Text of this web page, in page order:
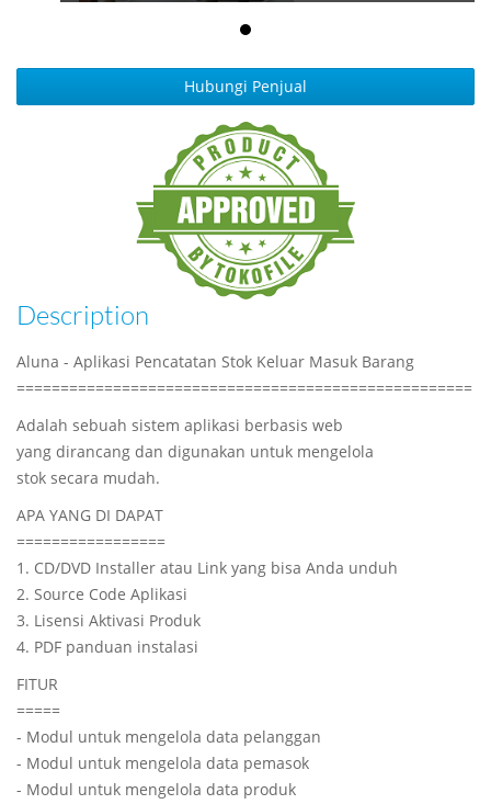
Hubungi Penjual
Description
Aluna - Aplikasi Pencatatan Stok Keluar Masuk Barang
====================================================
Adalah sebuah sistem aplikasi berbasis web
yang dirancang dan digunakan untuk mengelola
stok secara mudah.
APA YANG DI DAPAT
=================
1. CD/DVD Installer atau Link yang bisa Anda unduh
2. Source Code Aplikasi
3. Lisensi Aktivasi Produk
4. PDF panduan instalasi
FITUR
=====
- Modul untuk mengelola data pelanggan
- Modul untuk mengelola data pemasok
- Modul untuk mengelola data produk